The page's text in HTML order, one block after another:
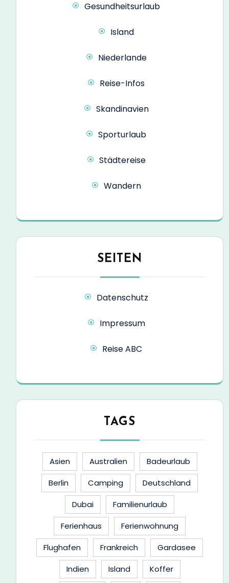
Gesundheitsurlaub
Island
Niederlande
Reise-Infos
Skandinavien
Sporturlaub
Städtereise
Wandern
SEITEN
Datenschutz
Impressum
Reise ABC
TAGS
Asien Australien
Badeurlaub
Berlin
Camping
Deutschland
Dubai
Familienurlaub
Ferienhaus
Ferienwohnung
Flughafen
Frankreich
Gardasee
Indien
Island
Koffer